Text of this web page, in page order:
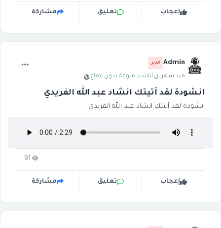
إعجاب تعليق مشاركة
Admin مدير
منذ شهرين·أناشيد منوعة بدون ايقاع·
انشودة لقد أتيتك انشاد عبد الله الفريدي
انشودة لقد أتيتك انشاد عبد الله الفريدي
91
إعجاب تعليق مشاركة